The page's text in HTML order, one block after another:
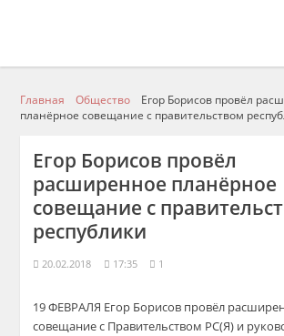
Главная Общество
Егор Борисов провёл
планёрное совещание с правительством
Егор Борисов провёл
расширенное планёрное
совещание с
республики
20.02.2018 17:35 1
19 ФЕВРАЛЯ Егор Борисов провёл
совещание с Правительством РС(Я) и